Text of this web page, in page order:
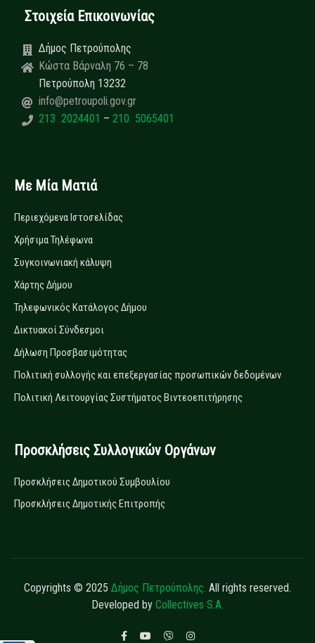
Στοιχεία Επικοινωνίας
Δήμος Πετρούπολης
Κώστα Βάρναλη 76 – 78
Πετρούπολη 13232
info@petroupoli.gov.gr
213 2024401 – 210 5065401
Με Μία Ματιά
Περιεχόμενα Ιστοσελίδας
Χρήσιμα Τηλέφωνα
Συγκοινωνιακή κάλυψη
Χάρτης Δήμου
Τηλεφωνικός Κατάλογος Δήμου
Δικτυακοί Σύνδεσμοι
Δήλωση Προσβασιμότητας
Πολιτική συλλογής και επεξεργασίας προσωπικών δεδομένων
Πολιτική Λειτουργίας Συστήματος Βιντεοεπιτήρησης
Προσκλήσεις Συλλογικών Οργάνων
Προσκλήσεις Δημοτικού Συμβουλίου
Προσκλήσεις Δημοτικής Επιτροπής
Copyrights © 2025 Δήμος Πετρούπολης. All rights reserved.
Developed by Collectives S.A.